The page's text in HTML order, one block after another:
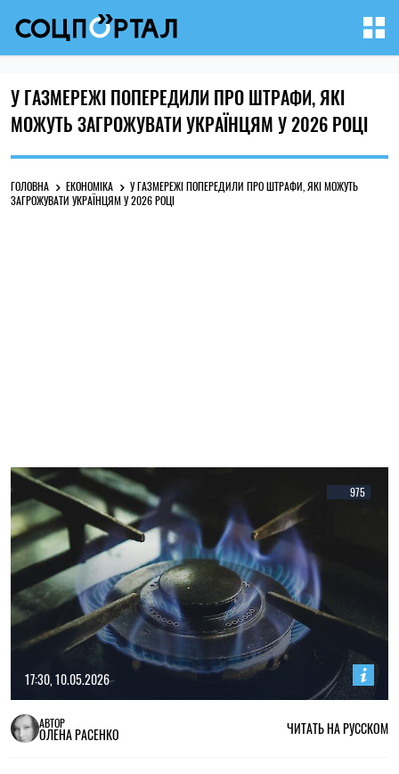
У ГАЗМЕРЕЖІ ПОПЕРЕДИЛИ ПРО ШТРАФИ, ЯКІ
МОЖУТЬ ЗАГРОЖУВАТИ УКРАЇНЦЯМ У 2026 РОЦІ
ГОЛОВНА ЕКОНОМІКА
У ГАЗМЕРЕЖІ ПОПЕРЕДИЛИ ПРО ШТРАФИ, ЯКІ МОЖУТЬ
ЗАГРОЖУВАТИ УКРАЇНЦЯМ У 2026 РОЦІ
975
17:30, 10.05.2026
АВТОР
ОЛЕНА РАСЕНКО ЧИТАТЬ НА РУССКОМ